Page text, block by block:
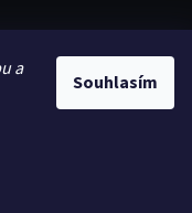
a
Souhlasím